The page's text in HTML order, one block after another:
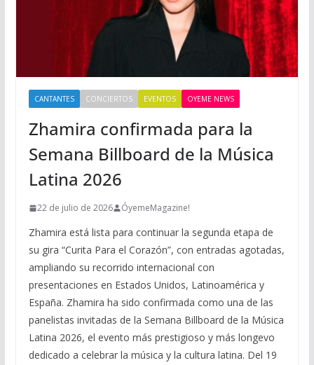
CANTANTES CONCIERTOS EVENTOS OYEME NEWS
Zhamira confirmada para la
Semana Billboard de la Música
Latina 2026
22 de julio de 2026 ÓyemeMagazine!
Zhamira está lista para continuar la segunda etapa de
su gira “Curita Para el Corazón”, con entradas agotadas,
ampliando su recorrido internacional con
presentaciones en Estados Unidos, Latinoamérica y
España. Zhamira ha sido confirmada como una de las
panelistas invitadas de la Semana Billboard de la Música
Latina 2026, el evento más prestigioso y más longevo
dedicado a celebrar la música y la cultura latina. Del 19